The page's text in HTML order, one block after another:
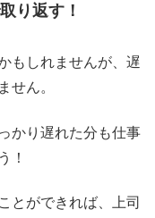
り返す！
もしれませんが、遅
せん。
かり遅れた分も仕事
！
とができれば、上司